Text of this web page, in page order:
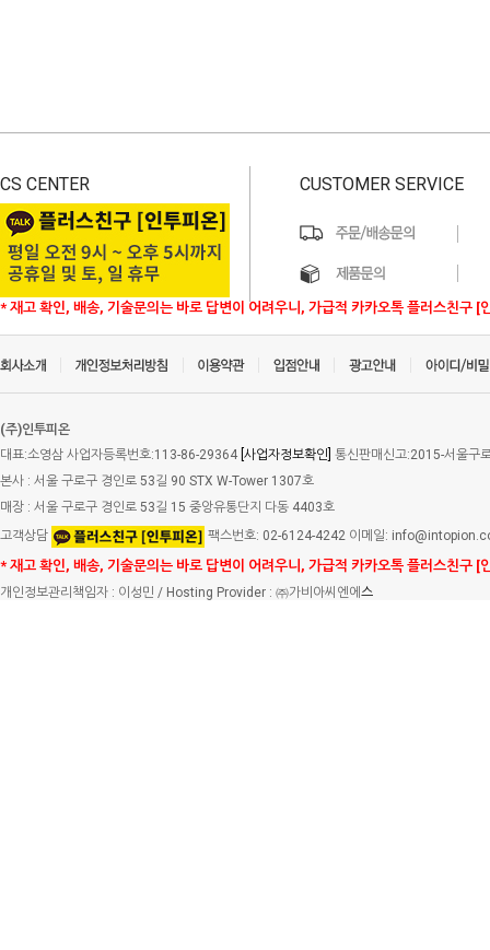
CS CENTER
* 재고 확인, 배송, 기술문의는 바로 답변이 어려우니, 가급적 카카오톡 플러스친구 [
CUSTOMER SERVICE
(주)인투피온
대표:소영삼 사업자등록번호:113-86-29364 [사업자정보확인] 통신판매신고:2015-서울구
본사 : 서울 구로구 경인로 53길 90 STX W-Tower 1307호
매장 : 서울 구로구 경인로 53길 15 중앙유통단지 다동 4403호
고객상담
팩스번호: 02-6124-4242 이메일:
* 재고 확인, 배송, 기술문의는 바로 답변이 어려우니, 가급적 카카오톡 플러스친구 [
개인정보관리책임자 : 이성민 / Hosting Provider : ㈜가비아씨엔에 스